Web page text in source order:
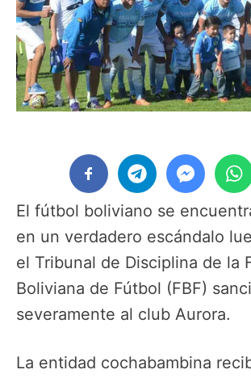
El fútbol boliviano se
en un verdadero escándalo
el Tribunal de Disciplina de la
Boliviana de Fútbol (FBF)
severamente al club Aurora.
La entidad cochabambina